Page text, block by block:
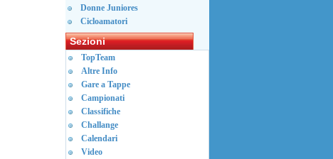
Donne Juniores
Cicloamatori
Sezioni
TopTeam
Altre Info
Gare a Tappe
Campionati
Classifiche
Challange
Calendari
Video